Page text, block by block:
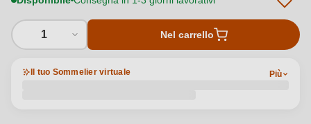
1 Nel carrello
Il tuo Sommelier virtuale Più